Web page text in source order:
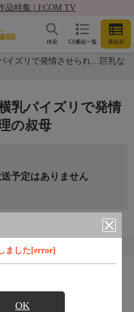
品特集 | J:COM TV
CS番組一覧 番組表
検索
イズリで発情させられ…巨乳な
ました[error]
OK
乳パイズリで発情
の叔母
予定はありません